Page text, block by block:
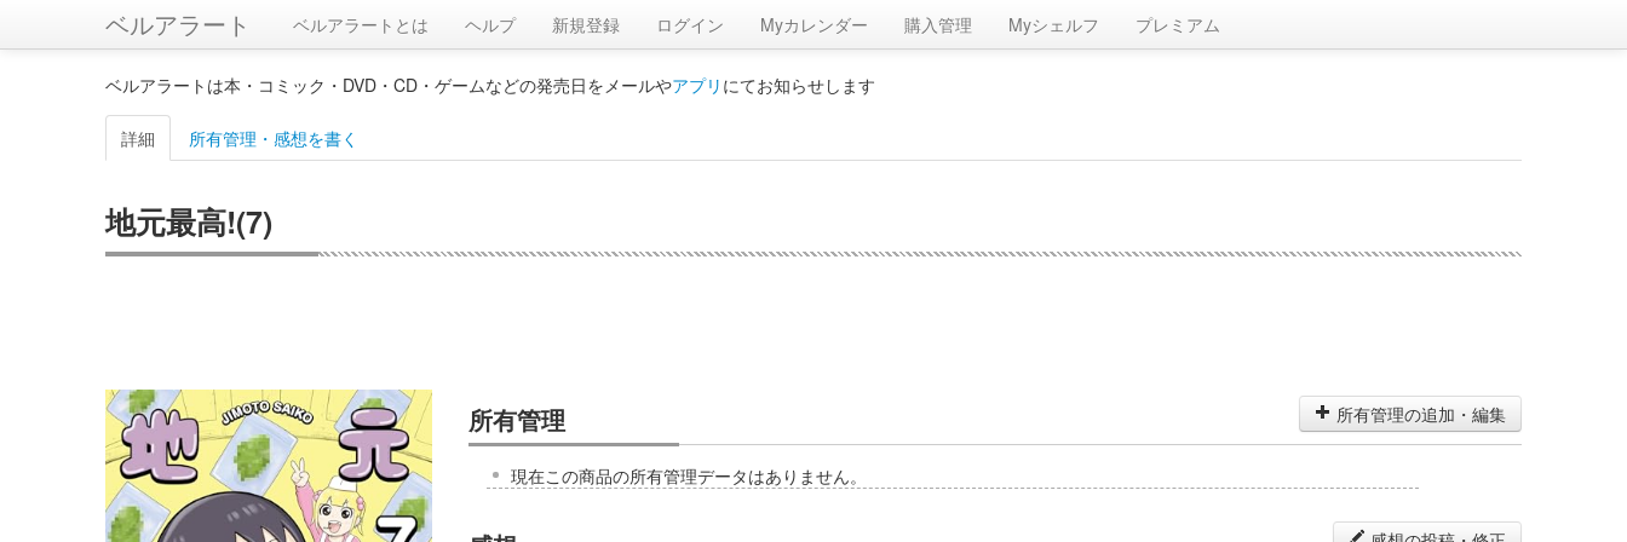
ベルアラート ベルアラートとは ヘルプ 新規登録 ログイン Myカレンダー 購入管理 Myシェルフ プレミアム
ベルアラートは本・コミック・DVD・CD・ゲームなどの発売日をメールやアプリ にてお知らせします
詳細 所有管理・感想を書く
地元最高!(7)
所有管理 所有管理の追加・編集
現在この商品の所有管理データはありません。